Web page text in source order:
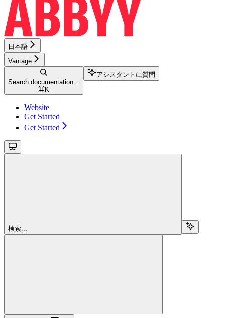
日本語
Vantage
Search documentation...
⌘K
アシスタントに質問
Website
Get Started
Get Started
検索...